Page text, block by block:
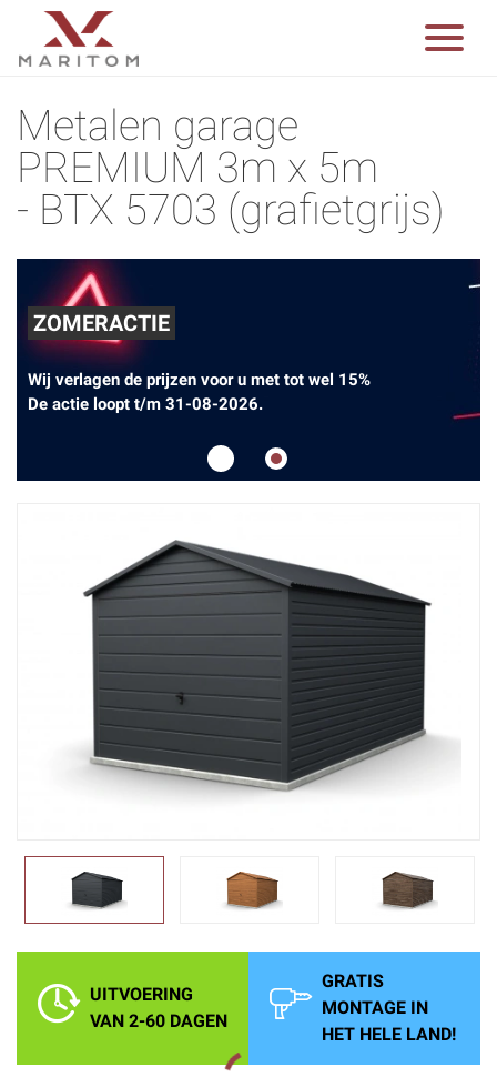
Metalen garage
PREMIUM 3m x 5m
- BTX 5703 (grafietgrijs)
ZOMERACTIE
Wij verlagen de prijzen voor u met tot wel 15%
De actie loopt t/m 31-08-2026.
UITVOERING
VAN 2-60 DAGEN
GRATIS
MONTAGE IN
HET HELE LAND!